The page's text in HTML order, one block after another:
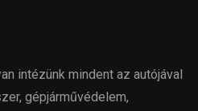
intézünk mindent az autójával
gépjárművédelem,